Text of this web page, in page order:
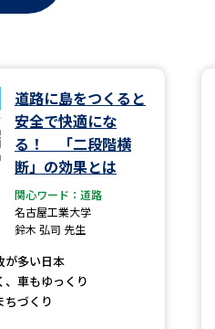
募集要項＆願書
料から請求
院の資料請求
留学・進学関連
案内」の請求
上の配慮案内」の請求
高等学
小学校教員資格認定試験
認定試験
道路に島をつくると
安全で快適にな
る！ 「二段階横
断」の効果とは
関心ワード：道路
名古屋工業大学
鈴木 弘司 先生
が多い日本
、車もゆっくり
ちづくり